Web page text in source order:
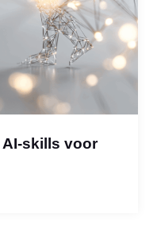
skills voor